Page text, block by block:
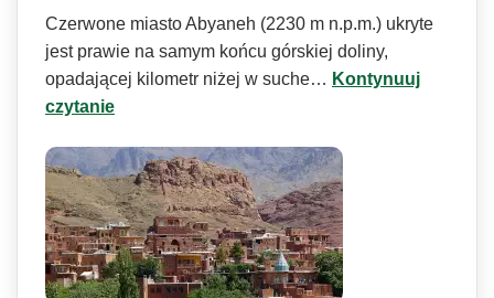
Czerwone miasto Abyaneh (2230 m n.p.m.) ukryte
jest prawie na samym końcu górskiej doliny,
opadającej kilometr niżej w suche… Kontynuuj
czytanie